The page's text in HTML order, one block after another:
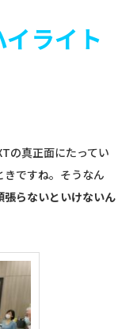
ライト
の真正面にたってい
ですね。そうなん
張らないといけないん